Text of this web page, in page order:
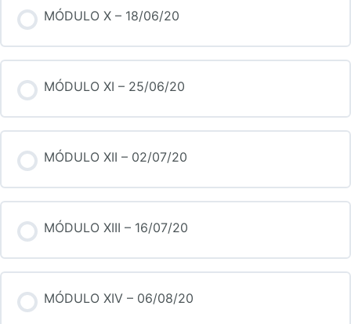
MÓDULO X – 18/06/20
MÓDULO XI – 25/06/20
MÓDULO XII – 02/07/20
MÓDULO XIII – 16/07/20
MÓDULO XIV – 06/08/20